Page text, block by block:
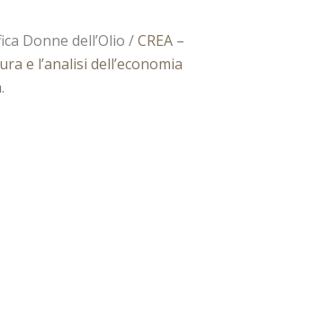
Donne dell’Olio /CREA –
e l’analisi dell’economia
.